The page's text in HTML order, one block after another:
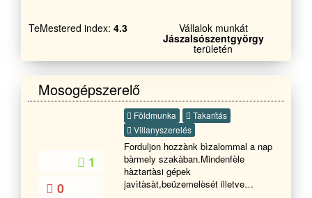
TeMestered index: 4.3 Vállalok munkát
Jászalsószentgyörgy
területén
Mosogépszerelő
1
0
Földmunka
Takarítás
Villanyszerelés
Forduljon hozzànk bìzalommal a nap
bàrmely szakàban.Mindenfèle
hàztartàsi gépek
javìtàsàt,beüzemelèsét illetve